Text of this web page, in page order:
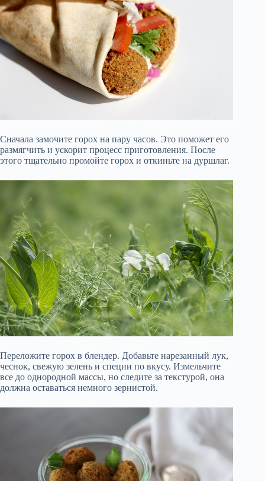
Сначала замочите горох на пару часов. Это поможет его
размягчить и ускорит процесс приготовления. После
этого тщательно промойте горох и откиньте на дуршлаг.
Переложите горох в блендер. Добавьте нарезанный лук,
чеснок, свежую зелень и специи по вкусу. Измельчите
все до однородной массы, но следите за текстурой, она
должна оставаться немного зернистой.